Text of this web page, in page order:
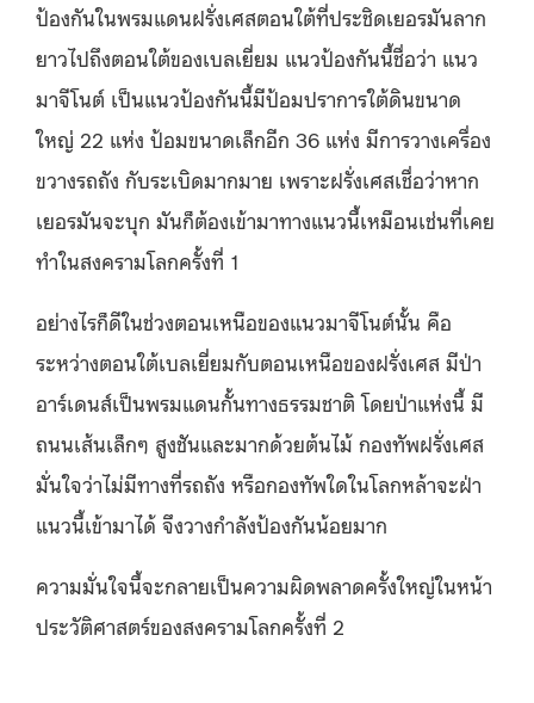
ป้องกันในพรมแดนฝรั่งเศสตอนใต้ที่ประชิดเยอรมันลาก
ยาวไปถึงตอนใต้ของเบลเยี่ยม แนวป้องกันนี้ชื่อว่า แนว
มาจีโนต์ เป็นแนวป้องกันนี้มีป้อมปราการใต้ดินขนาด
ใหญ่ 22 แห่ง ป้อมขนาดเล็กอีก 36 แห่ง มีการวางเครื่อง
ขวางรถถัง กับระเบิดมากมาย เพราะฝรั่งเศสเชื่อว่าหาก
เยอรมันจะบุก มันก็ต้องเข้ามาทางแนวนี้เหมือนเช่นที่เคย
ทำในสงครามโลกครั้งที่ 1
อย่างไรก็ดีในช่วงตอนเหนือของแนวมาจีโนต์นั้น คือ
ระหว่างตอนใต้เบลเยี่ยมกับตอนเหนือของฝรั่งเศส มีป่า
อาร์เดนส์เป็นพรมแดนกั้นทางธรรมชาติ โดยป่าแห่งนี้ มี
ถนนเส้นเล็กๆ สูงชันและมากด้วยต้นไม้ กองทัพฝรั่งเศส
มั่นใจว่าไม่มีทางที่รถถัง หรือกองทัพใดในโลกหล้าจะฝ่า
แนวนี้เข้ามาได้ จึงวางกำลังป้องกันน้อยมาก
ความมั่นใจนี้จะกลายเป็นความผิดพลาดครั้งใหญ่ในหน้า
ประวัติศาสตร์ของสงครามโลกครั้งที่ 2